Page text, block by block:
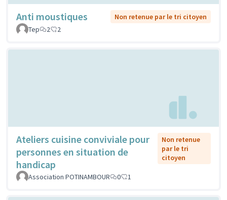
Anti moustiques
Non retenue par le tri citoyen
Tep
2 2
Ateliers cuisine conviviale pour
personnes en situation de
handicap
Non retenue
par le tri
citoyen
Association POTINAMBOUR 0 1